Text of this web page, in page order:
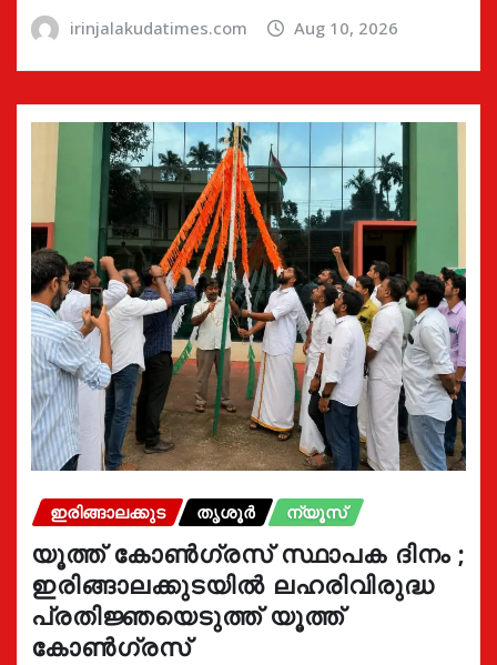
irinjalakudatimes.com Aug 10, 2026
ഇരിങ്ങാലക്കുട തൃശൂർ ന്യൂസ്
യൂത്ത് കോൺഗ്രസ്‌ സ്ഥാപക ദിനം ;
ഇരിങ്ങാലക്കുടയിൽ ലഹരിവിരുദ്ധ
പ്രതിജ്ഞയെടുത്ത് യൂത്ത്
കോൺഗ്രസ്